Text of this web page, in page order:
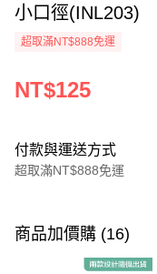
小口徑(INL203)
超取滿NT$888免運
NT$125
付款與運送方式
超取滿NT$888免運
信用卡一次付款
商品加價購 (16)